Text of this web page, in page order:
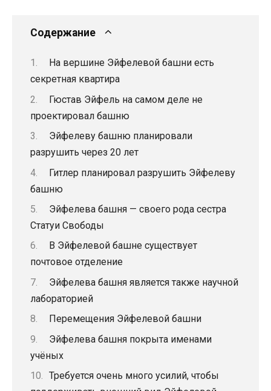
Содержание
На вершине Эйфелевой башни есть
секретная квартира
Гюстав Эйфель на самом деле не
проектировал башню
Эйфелеву башню планировали
разрушить через 20 лет
Гитлер планировал разрушить Эйфелеву
башню
Эйфелева башня — своего рода сестра
Статуи Свободы
В Эйфелевой башне существует
почтовое отделение
Эйфелева башня является также научной
лабораторией
Перемещения Эйфелевой башни
Эйфелева башня покрыта именами
учёных
Требуется очень много усилий, чтобы